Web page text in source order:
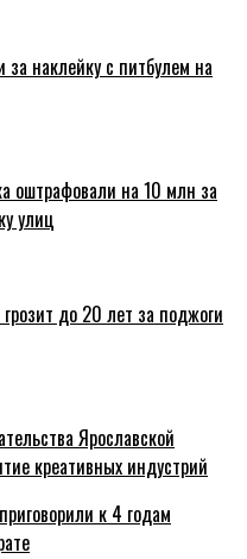
наклейку с питбулем на
оштрафовали на 10 млн за
улиц
до 20 лет за поджоги
Ярославской
креативных индустрий
к 4 годам